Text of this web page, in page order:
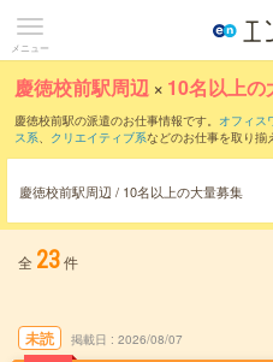
メニュー
慶徳校前駅周辺 × 10名以上の
慶徳校前駅の派遣のお仕事情報です。 オフィス
ス系、 クリエイティブ系などのお仕事を取り揃
慶徳校前駅周辺 / 10名以上の大量募集
全 23件
未読 掲載日 2026/08/07